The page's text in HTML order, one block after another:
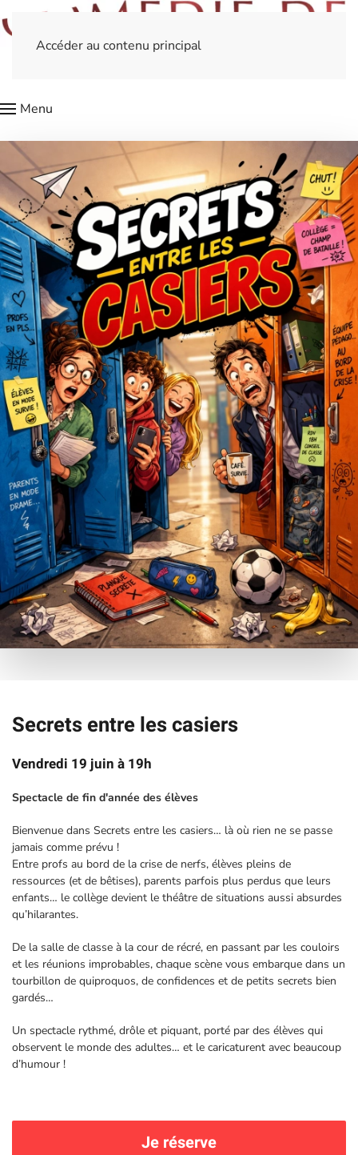
Accéder au contenu principal
Menu
Secrets entre les casiers
Vendredi 19 juin à 19h
Spectacle de fin d'année des élèves
Bienvenue dans Secrets entre les casiers… là où rien ne se passe
jamais comme prévu !
Entre profs au bord de la crise de nerfs, élèves pleins de
ressources (et de bêtises), parents parfois plus perdus que leurs
enfants… le collège devient le théâtre de situations aussi absurdes
qu’hilarantes.
De la salle de classe à la cour de récré, en passant par les couloirs
et les réunions improbables, chaque scène vous embarque dans un
tourbillon de quiproquos, de confidences et de petits secrets bien
gardés…
Un spectacle rythmé, drôle et piquant, porté par des élèves qui
observent le monde des adultes… et le caricaturent avec beaucoup
d’humour !
Je réserve